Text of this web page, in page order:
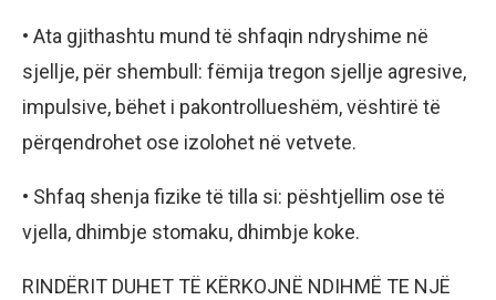
• Ata gjithashtu mund të shfaqin ndryshime në
sjellje, për shembull: fëmija tregon sjellje agresive,
impulsive, bëhet i pakontrollueshëm, vështirë të
përqendrohet ose izolohet në vetvete.
• Shfaq shenja fizike të tilla si: pështjellim ose të
vjella, dhimbje stomaku, dhimbje koke.
RINDËRIT DUHET TË KËRKOJNË NDIHMË TE NJË